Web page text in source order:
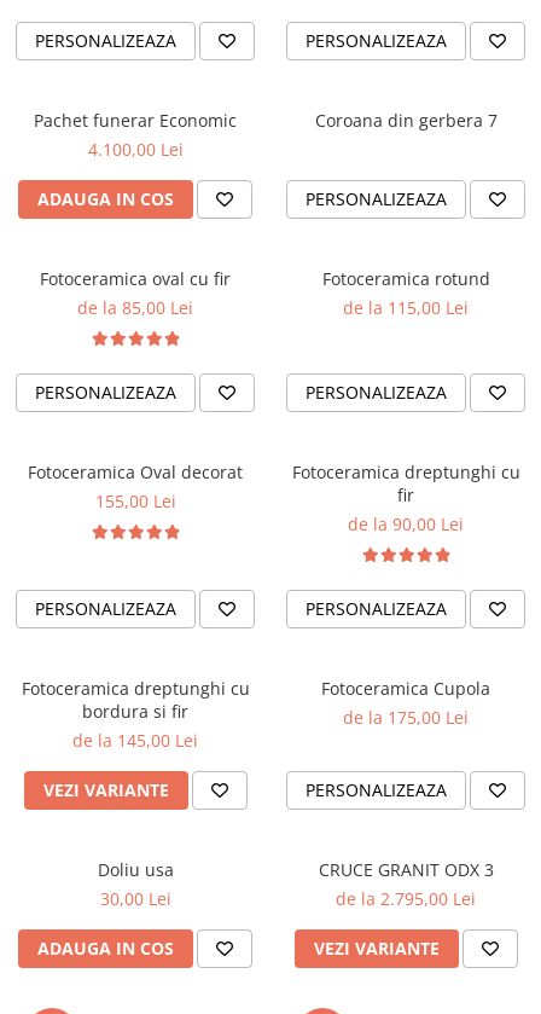
PERSONALIZEAZA PERSONALIZEAZA
Pachet funerar Economic
4.100,00 Lei
ADAUGA IN COS
Coroana din gerbera 7
PERSONALIZEAZA
Fotoceramica oval cu fir
de la 85,00 Lei
PERSONALIZEAZA
Fotoceramica rotund
de la 115,00 Lei
PERSONALIZEAZA
Fotoceramica Oval decorat
155,00 Lei
PERSONALIZEAZA
Fotoceramica dreptunghi cu
fir
de la 90,00 Lei
PERSONALIZEAZA
Fotoceramica dreptunghi cu
bordura si fir
de la 145,00 Lei
VEZI VARIANTE
Fotoceramica Cupola
de la 175,00 Lei
PERSONALIZEAZA
Doliu usa
30,00 Lei
ADAUGA IN COS
CRUCE GRANIT ODX 3
de la 2.795,00 Lei
VEZI VARIANTE